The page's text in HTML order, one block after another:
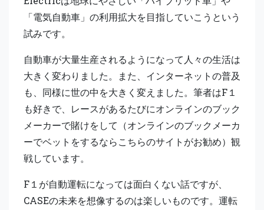
「電気自動車」の利用拡大を目指していこうという
試みです。
自動車が大量生産されるようになって人々の生活は
大きく変わりました。また、インターネットの普及
も、同様に世の中を大きく変えました。筆者はF１
も好きで、レースがあるたびにオンラインのブック
メーカーで賭けをして （オンラインのブックメーカ
ーでベットをするならこちらのサイトがお勧め） 観
戦しています。
F１が自動運転になっては面白くない話ですが、
CASEの未来を想像するのは楽しいものです。運転